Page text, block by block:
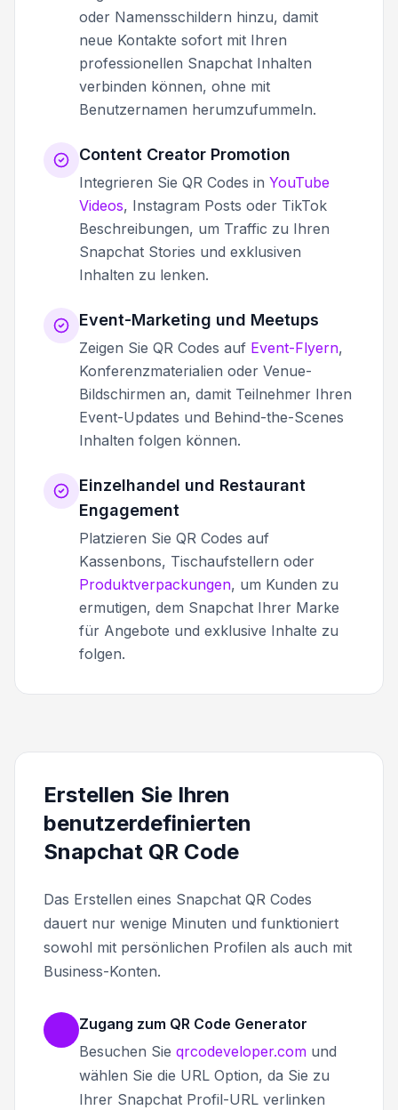
oder Namensschildern hinzu, damit
neue Kontakte sofort mit Ihren
professionellen Snapchat Inhalten
verbinden können, ohne mit
Benutzernamen herumzufummeln.
Content Creator Promotion
Integrieren Sie QR Codes in YouTube
Videos, Instagram Posts oder TikTok
Beschreibungen, um Traffic zu Ihren
Snapchat Stories und exklusiven
Inhalten zu lenken.
Event-Marketing und Meetups
Zeigen Sie QR Codes auf Event-Flyern,
Konferenzmaterialien oder Venue-
Bildschirmen an, damit Teilnehmer Ihren
Event-Updates und Behind-the-Scenes
Inhalten folgen können.
Einzelhandel und Restaurant
Engagement
Platzieren Sie QR Codes auf
Kassenbons, Tischaufstellern oder
Produktverpackungen, um Kunden zu
ermutigen, dem Snapchat Ihrer Marke
für Angebote und exklusive Inhalte zu
folgen.
Erstellen Sie Ihren
benutzerdefinierten
Snapchat QR Code
Das Erstellen eines Snapchat QR Codes
dauert nur wenige Minuten und funktioniert
sowohl mit persönlichen Profilen als auch mit
Business-Konten.
Zugang zum QR Code Generator
Besuchen Sie qrcodeveloper.com und
wählen Sie die URL Option, da Sie zu
Ihrer Snapchat Profil-URL verlinken